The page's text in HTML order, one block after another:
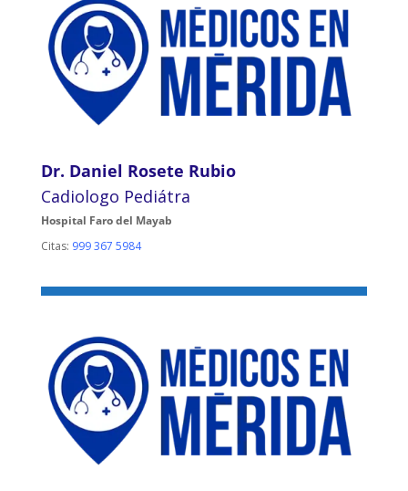
Dr. Daniel Rosete Rubio
Cadiologo Pediátra
Hospital Faro del Mayab
Citas: 999 367 5984